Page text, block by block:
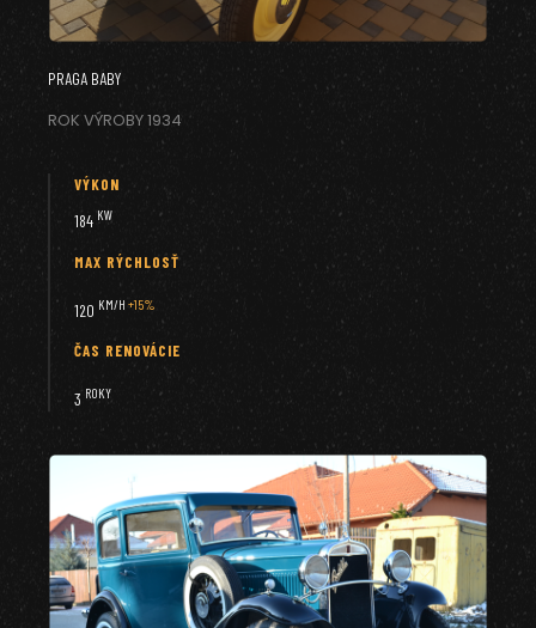
PRAGA BABY
ROK VÝROBY 1934
VÝKON
184 KW
MAX RÝCHLOSŤ
120 KM/H +15%
ČAS RENOVÁCIE
3 ROKY